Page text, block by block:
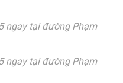
ngay tại đường Phạm
ngay tại đường Phạm